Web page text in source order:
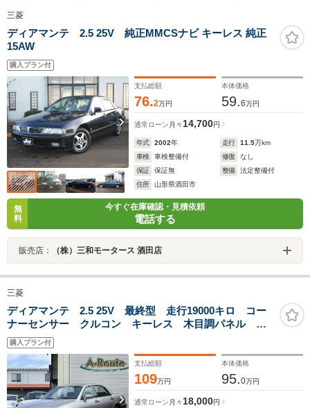
三菱
ディアマンテ 2.5 25V 純正MMCSナビ キーレス 純正
15AW
購入プラン付
支払総額
76.2万円
本体価格
59.6万円
通常ローン 月々14,700円
年式 2002年 走行 11.5万km
車検
車検整備付 修復
なし
保証
保証無 整備
法定整備付
住所
山形県酒田市
無
料
今すぐ在庫確認・見積依頼
電話する
販売店： （株）三和モータース 酒田店
三菱
ディアマンテ 2.5 25V 最終型 走行19000キロ コー
ナーセンサー クルコン キーレス 木目調パネル 純
正DVDナビ CD/DVD再生 電動コーナーポール ドラ
レコ ETC アームレスト付シート フォグ 純正15ア
ルミ
購入プラン付
支払総額
109万円
本体価格
95.0万円
通常ローン 月々18,000円